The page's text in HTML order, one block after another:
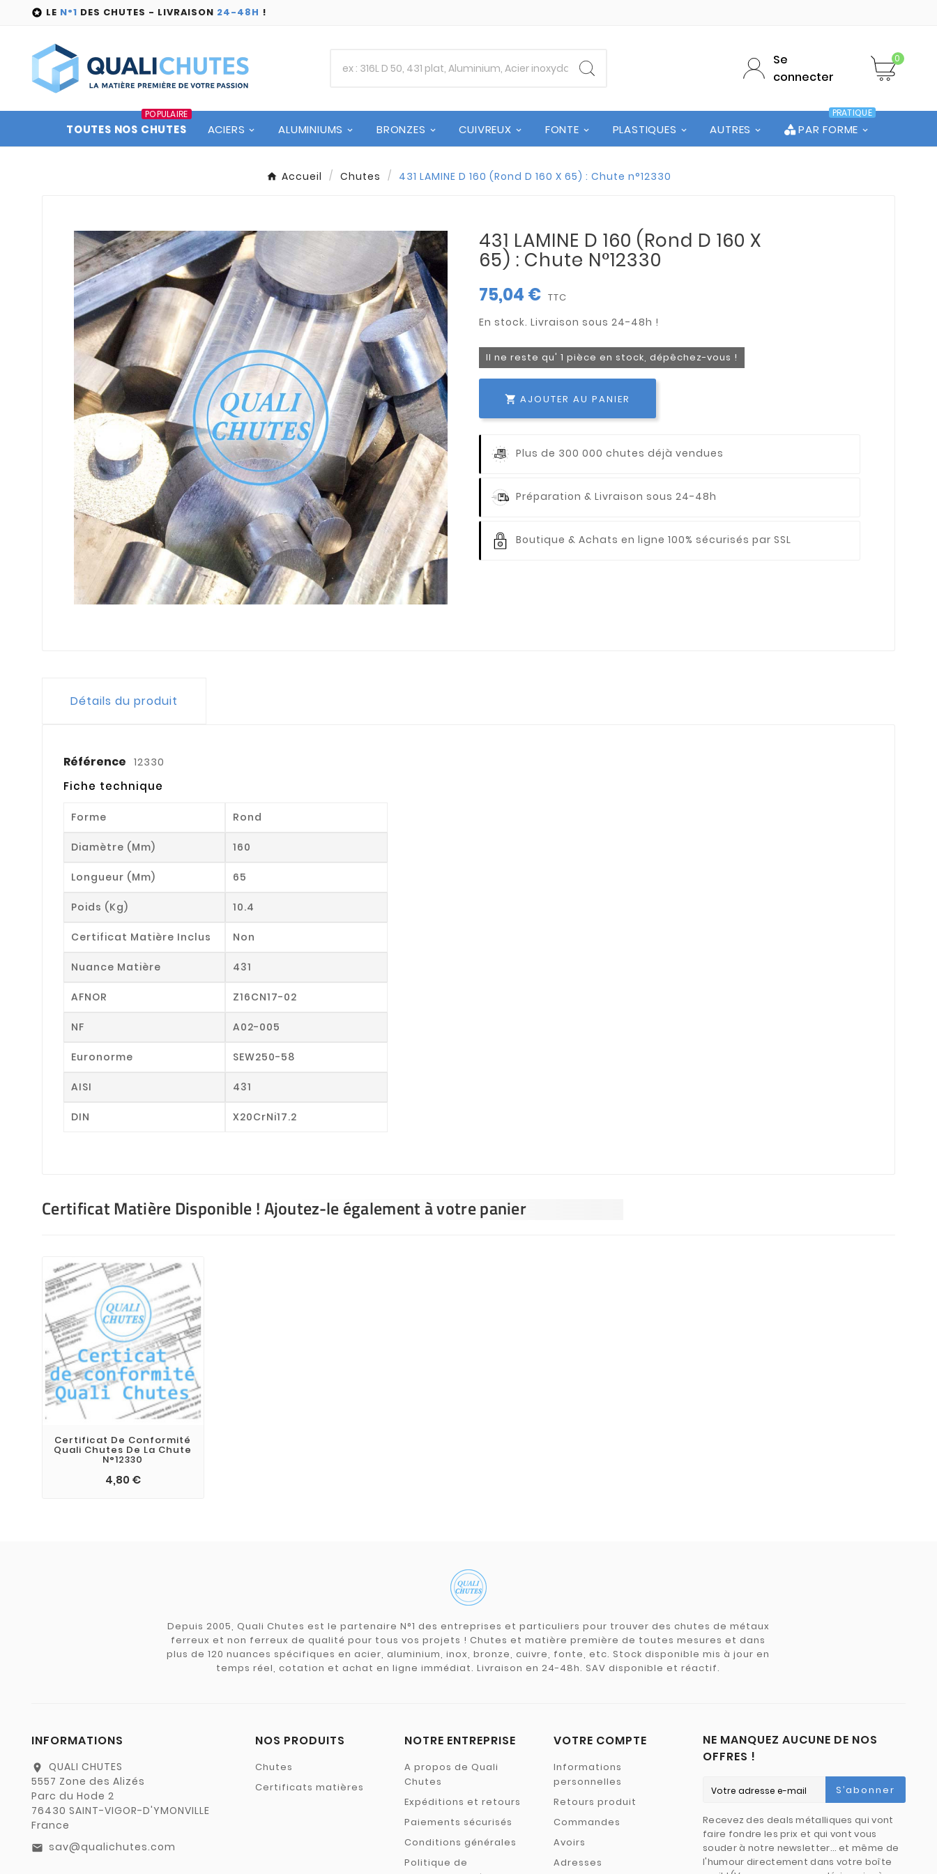
 LE N°1 DES CHUTES - LIVRAISON 24-48H !
Se
connecter
0
TOUTES NOS CHUTES
POPULAIRE
ACIERS ALUMINIUMS BRONZES CUIVREUX FONTE PLASTIQUES AUTRES PAR FORME
PRATIQUE
Accueil Chutes 431 LAMINE D 160 (Rond D 160 X 65) : Chute n°12330
431 LAMINE D 160 (Rond D 160 X
65) : Chute N°12330
75,04 € TTC
Il ne reste qu' 1 pièce en stock, dépêchez-vous !
 AJOUTER AU PANIER
Plus de 300 000 chutes déjà vendues
Préparation & Livraison sous 24-48h
Boutique & Achats en ligne 100% sécurisés par SSL
Détails du produit
Référence 12330
Fiche technique
Forme Rond
Diamètre (mm) 160
Longueur (mm) 65
Poids (kg) 10.4
Certificat Matière Inclus Non
Nuance Matière 431
AFNOR Z16CN17-02
NF A02-005
Euronorme SEW250-58
AISI 431
DIN X20CrNi17.2
Certificat Matière Disponible ! Ajoutez-le également à votre panier
Certificat De Conformité
Quali Chutes De La Chute
N°12330
4,80 €
Depuis 2005, Quali Chutes est le partenaire N°1 des entreprises et particuliers pour trouver des chutes de métaux
ferreux et non ferreux de qualité pour tous vos projets ! Chutes et matière première de toutes mesures et dans
plus de 120 nuances spécifiques en acier, aluminium, inox, bronze, cuivre, fonte, etc. Stock disponible mis à jour en
temps réel, cotation et achat en ligne immédiat. Livraison en 24-48h. SAV disponible et réactif.
INFORMATIONS
location_on
QUALI CHUTES
5557 Zone des Alizés
Parc du Hode 2
76430 SAINT-VIGOR-D'YMONVILLE
France
email sav@qualichutes.com
NOS PRODUITS
Chutes
Certificats matières
NOTRE ENTREPRISE
A propos de Quali
Chutes
Expéditions et retours
Paiements sécurisés
Conditions générales
Politique de
VOTRE COMPTE
Informations
personnelles
Retours produit
Commandes
Avoirs
Adresses
NE MANQUEZ AUCUNE DE NOS
OFFRES !
S’abonner
Recevez des deals métalliques qui vont
faire fondre les prix et qui vont vous
souder à notre newsletter… et même de
l'humour directement dans votre boîte